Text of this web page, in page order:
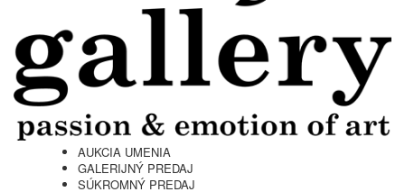
AUKCIA UMENIA
GALERIJNÝ PREDAJ
SÚKROMNÝ PREDAJ